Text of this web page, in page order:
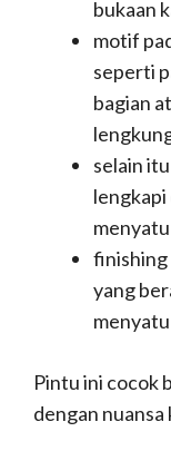
bukaan
motif
seperti
bagian
selain
lengkapi
finishing
yang
Pintu ini cocok
dengan nuansa